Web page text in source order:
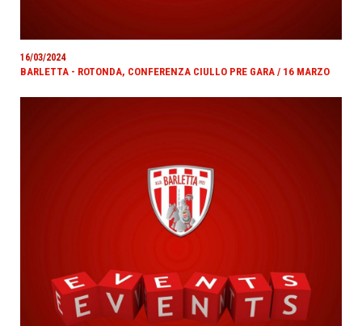
16/03/2024
BARLETTA - ROTONDA, CONFERENZA CIULLO PRE GARA / 16 MARZO